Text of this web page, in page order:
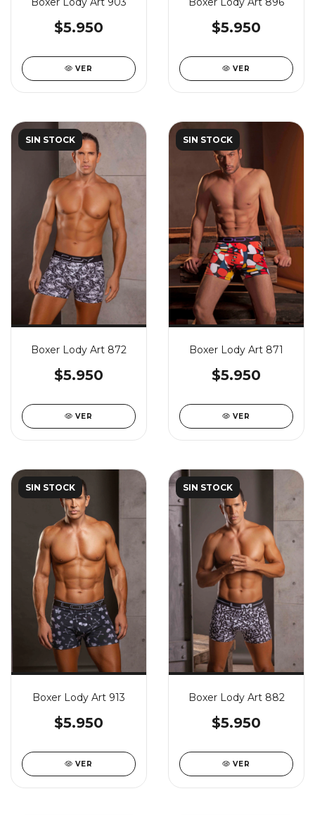
$5.950
VER
$5.950
VER
SIN STOCK
Boxer Lody Art 872
$5.950
VER
SIN STOCK
Boxer Lody Art 871
$5.950
VER
SIN STOCK
Boxer Lody Art 913
$5.950
VER
SIN STOCK
Boxer Lody Art 882
$5.950
VER